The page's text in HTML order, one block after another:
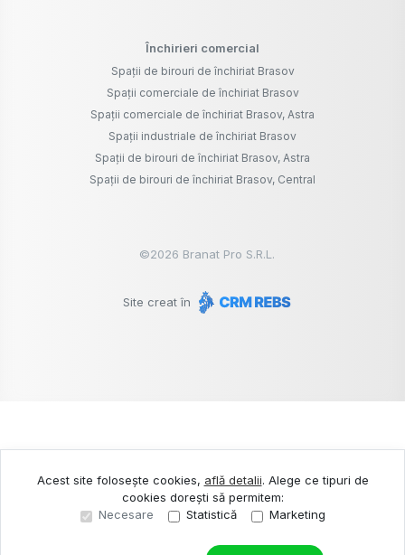
Închirieri comercial
Spații de birouri de închiriat Brasov
Spații comerciale de închiriat Brasov
Spații comerciale de închiriat Brasov, Astra
Spații industriale de închiriat Brasov
Spații de birouri de închiriat Brasov, Astra
Spații de birouri de închiriat Brasov, Central
©2026 Branat Pro S.R.L.
Site creat în
Acest site folosește cookies, află detalii. Alege ce tipuri de
cookies dorești să permitem:
Necesare
Statistică Marketing